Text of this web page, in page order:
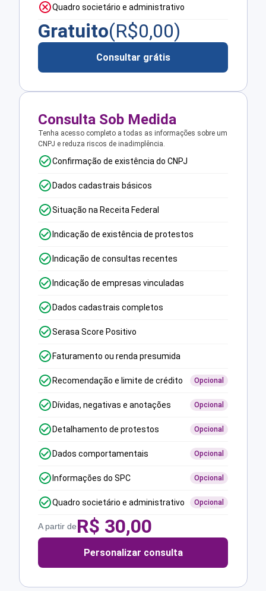
Quadro societário e administrativo
Gratuito(R$0,00)
Consultar grátis
Consulta Sob Medida
Tenha acesso completo a todas as informações sobre um
CNPJ e reduza riscos de inadimplência.
Confirmação de existência do CNPJ
Dados cadastrais básicos
Situação na Receita Federal
Indicação de existência de protestos
Indicação de consultas recentes
Indicação de empresas vinculadas
Dados cadastrais completos
Serasa Score Positivo
Faturamento ou renda presumida
Recomendação e limite de crédito Opcional
Dívidas, negativas e anotações Opcional
Detalhamento de protestos Opcional
Dados comportamentais Opcional
Informações do SPC Opcional
Quadro societário e administrativo Opcional
A partir deR$ 30,00
Personalizar consulta